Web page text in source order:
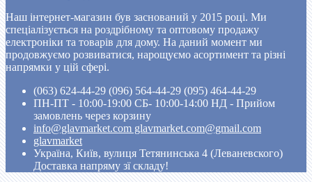
Наш інтернет-магазин був заснований у 2015 році. Ми
спеціалізується на роздрібному та оптовому продажу
електроніки та товарів для дому. На даний момент ми
продовжуємо розвиватися, нарощуємо асортимент та різні
напрямки у цій сфері.
(063) 624-44-29 (096) 564-44-29 (095) 464-44-29
ПН-ПТ - 10:00-19:00 CБ- 10:00-14:00 НД - Прийом
замовлень через корзину
info@glavmarket.com glavmarket.com@gmail.com
glavmarket
Україна, Київ, вулиця Тетянинська 4 (Леваневского)
Доставка напряму зї складу!